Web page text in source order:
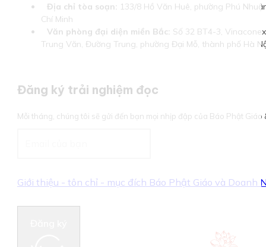
Địa chỉ tòa soạn: 133/8 Hồ Văn Huê, phường Phú
Chí Minh
Văn phòng đại diện miền Bắc: Số 32 BT4-3,
Trung Văn, Đường Trung, phường Đại Mỗ, thành phố Hà
Đăng ký trải nghiệm đọc
Mỗi tháng, chúng tôi sẽ gửi đến bạn mọi nhịp đập của Báo Phật Giáo
Giới thiệu - tôn chỉ - mục đích Báo Phật Giáo và Doanh